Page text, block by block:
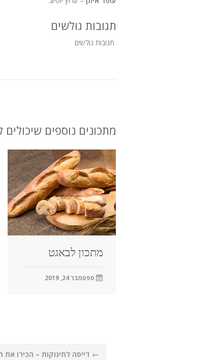
תגובות גולשים
תגובות גולשים
מתכונים נוספים שיכולים
מתכון לבאגט
ספטמבר 24, 2019
Post
← דייסה לתינוקות – הכירו